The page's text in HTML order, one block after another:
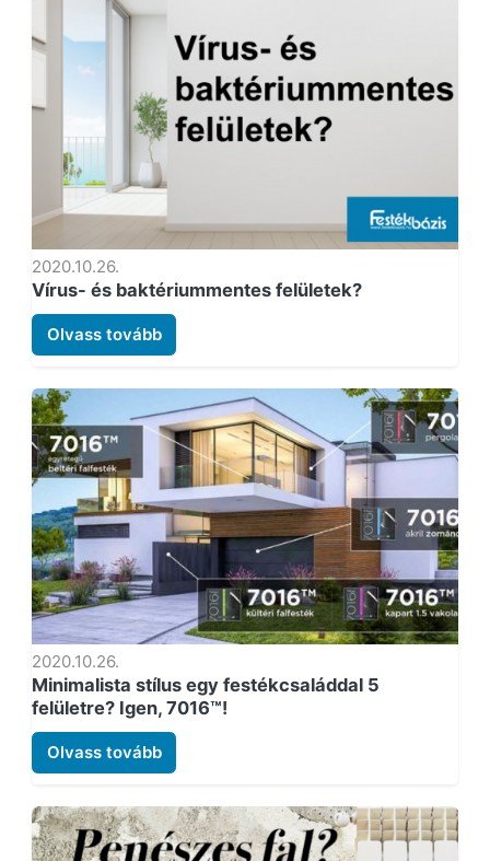
2020.10.26.
Vírus- és baktériummentes felületek?
Olvass tovább
2020.10.26.
Minimalista stílus egy festékcsaláddal 5
felületre? Igen, 7016™!
Olvass tovább